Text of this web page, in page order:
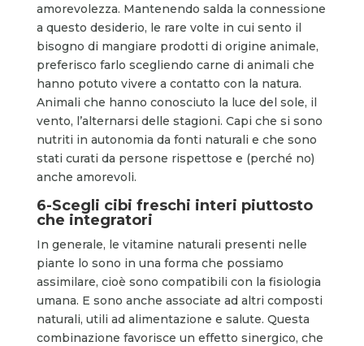
amorevolezza. Mantenendo salda la connessione
a questo desiderio, le rare volte in cui sento il
bisogno di mangiare prodotti di origine animale,
preferisco farlo scegliendo carne di animali che
hanno potuto vivere a contatto con la natura.
Animali che hanno conosciuto la luce del sole, il
vento, l’alternarsi delle stagioni. Capi che si sono
nutriti in autonomia da fonti naturali e che sono
stati curati da persone rispettose e (perché no)
anche amorevoli.
6-Scegli cibi freschi interi piuttosto
che integratori
In generale, le vitamine naturali presenti nelle
piante lo sono in una forma che possiamo
assimilare, cioè sono compatibili con la fisiologia
umana. E sono anche associate ad altri composti
naturali, utili ad alimentazione e salute. Questa
combinazione favorisce un effetto sinergico, che